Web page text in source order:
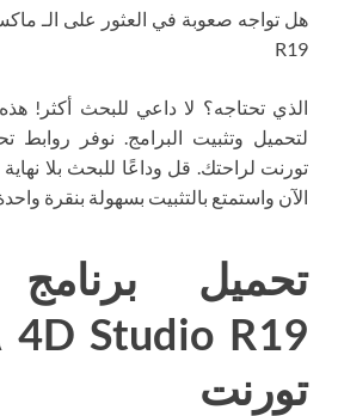
R19
الذي تحتاجه؟ لا داعي للبحث أكثر!
لتحميل وتثبيت البرامج. نوفر روابط
تورنت لراحتك. قل وداعًا للبحث بلا
الآن واستمتع بالتثبيت بسهولة بنقرة
4D Studio R19
تورنت